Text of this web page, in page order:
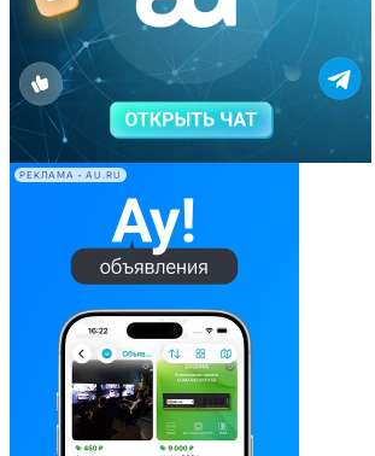
РЕКЛАМА • AU.RU